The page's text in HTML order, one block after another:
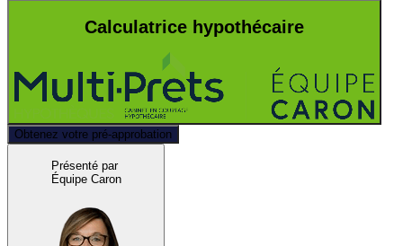
Calculatrice hypothécaire
Obtenez votre pré-approbation
Présenté par
Équipe Caron